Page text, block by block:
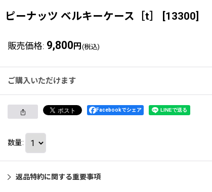
ピーナッツ ベルキーケース［t］ 13300
販売価格: 9,800 円 (税込)
ご購入いただけます
Facebookでシェア
数量:
返品特約に関する重要事項